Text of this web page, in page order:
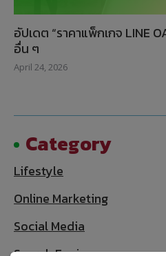
อัปเดต “ราคาแพ็กเกจ LINE
อื่น ๆ
April 24, 2026
Category
Lifestyle
Online Marketing
Social Media